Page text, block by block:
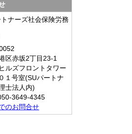
ナーズ社会保険労務
区赤坂2丁目23-1
ルズフロントタワー
１号室(SUパートナ
士法人内)
3649-4345
のお問合せ